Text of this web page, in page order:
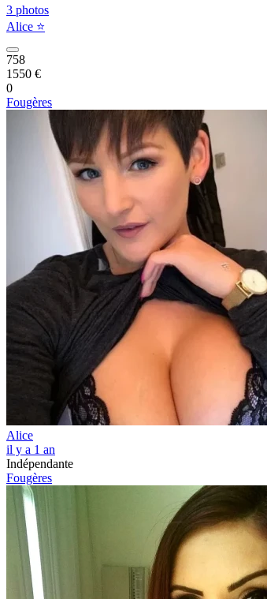
3 photos
Alice ⭐️
758
1550 €
0
Fougères
Alice
il y a 1 an
Indépendante
Fougères